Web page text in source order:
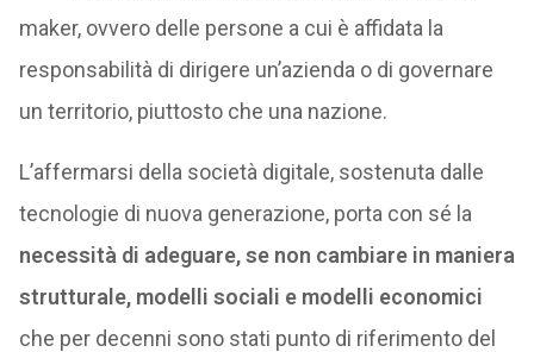
maker, ovvero delle persone a cui è affidata la
responsabilità di dirigere un’azienda o di governare
un territorio, piuttosto che una nazione.
L’affermarsi della società digitale, sostenuta dalle
tecnologie di nuova generazione, porta con sé la
necessità di adeguare, se non cambiare in maniera
strutturale, modelli sociali e modelli economici
che per decenni sono stati punto di riferimento del